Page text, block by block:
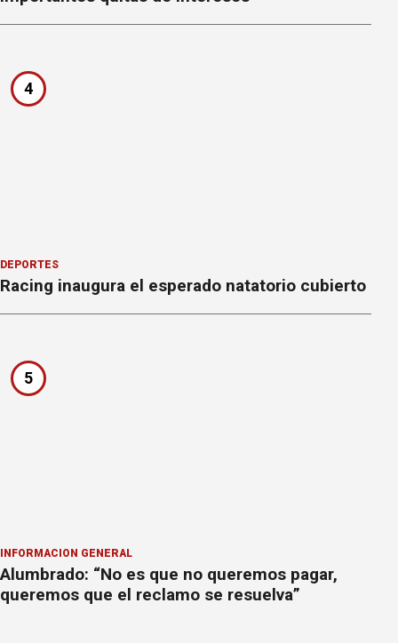
4
DEPORTES
Racing inaugura el esperado natatorio cubierto
5
INFORMACION GENERAL
Alumbrado: “No es que no queremos pagar,
queremos que el reclamo se resuelva”